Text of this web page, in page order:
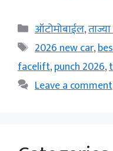
Categories
ऑटोमोबाईल,
Tags
2026 new car,
facelift,punch 2026,
Leave a comment